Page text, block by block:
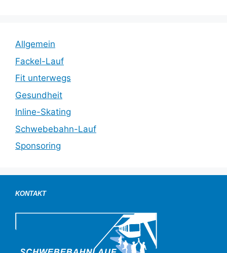
Allgemein
Fackel-Lauf
Fit unterwegs
Gesundheit
Inline-Skating
Schwebebahn-Lauf
Sponsoring
KONTAKT